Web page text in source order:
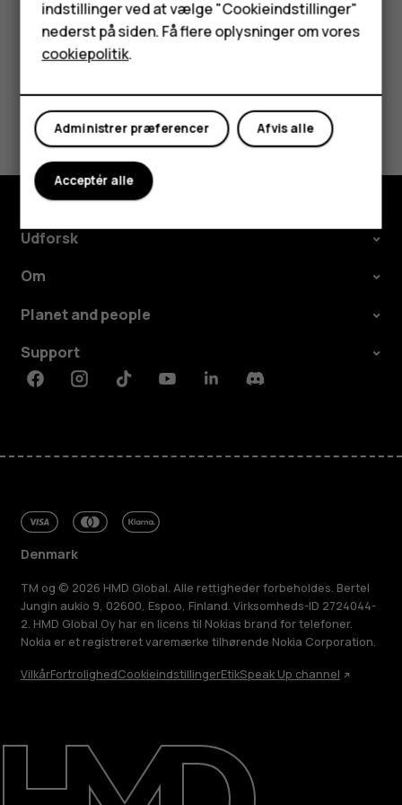
HMD Terra M
Tablets
Min konto
Om
Reparer, genbrug, genanvend
Support
Synes du, dette var nyttigt?
Ja Nej
Udforsk
Om
Planet and people
Support
FacebookInstagramTiktokYoutubeLinkedinDiscord
Denmark
TM og © 2026 HMD Global. Alle rettigheder forbeholdes. Bertel
Jungin aukio 9, 02600, Espoo, Finland. Virksomheds-ID 2724044-
2. HMD Global Oy har en licens til Nokias brand for telefoner.
Nokia er et registreret varemærke tilhørende Nokia Corporation.
VilkårFortrolighedCookieindstillingerEtikSpeak Up channel
indstillinger ved at vælge "Cookieindstillinger"
nederst på siden. Få flere oplysninger om vores
cookiepolitik.
Afvis alle
Administrer præferencer
Acceptér alle